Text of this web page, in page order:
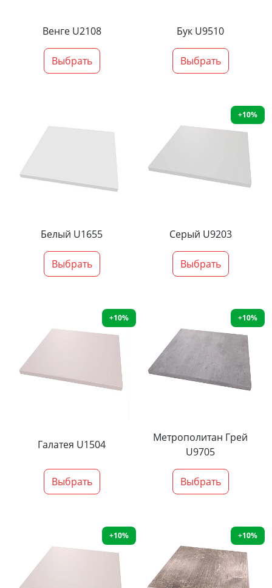
Венге U2108
Выбрать
Бук U9510
Выбрать
Белый U1655
Выбрать
+10%
Серый U9203
Выбрать
+10%
Галатея U1504
Выбрать
+10%
Метрополитан Грей
U9705
Выбрать
+10% +10%